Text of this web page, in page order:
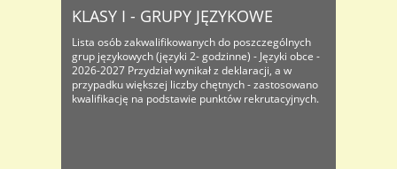
KLASY I - GRUPY JĘZYKOWE
Lista osób zakwalifikowanych do poszczególnych
grup językowych (języki 2- godzinne) - Języki obce -
2026-2027 Przydział wynikał z deklaracji, a w
przypadku większej liczby chętnych - zastosowano
kwalifikację na podstawie punktów rekrutacyjnych.